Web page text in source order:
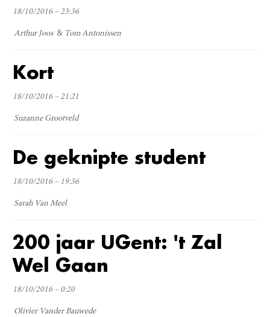
18/10/2016 – 23:36
Arthur Joos Tom Antonissen
Kort
18/10/2016 – 21:21
Suzanne Grootveld
De geknipte student
18/10/2016 – 19:36
Sarah Van Meel
200 jaar UGent: 't Zal
Wel Gaan
18/10/2016 – 0:20
Olivier Vander Bauwede